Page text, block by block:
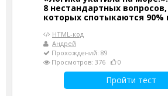
8 нестандартных
которых спотыкаются 90%
HTML-код
Андрей
Прохождений: 89
Просмотров: 376
0
Пройти тест